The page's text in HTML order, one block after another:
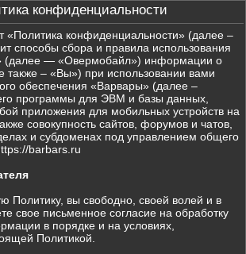
конфиденциальности
«Политика конфиденциальности» (далее –
способы сбора и правила использования
— «Овермобайл») информации о
также – «Вы») при использовании вами
обеспечения «Варвары» (далее –
программы для ЭВМ и базы данных,
приложения для мобильных устройств на
совокупность сайтов, форумов и чатов,
и субдоменах под управлением общего
barbars.ru
Политику, вы свободно, своей волей и в
свое письменное согласие на обработку
в порядке и на условиях,
Политикой.